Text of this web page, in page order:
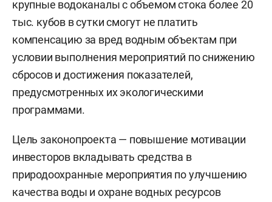
крупные водоканалы с объемом стока более 20
тыс. кубов в сутки смогут не платить
компенсацию за вред водным объектам при
условии выполнения мероприятий по снижению
сбросов и достижения показателей,
предусмотренных их экологическими
программами.
Цель законопроекта — повышение мотивации
инвесторов вкладывать средства в
природоохранные мероприятия по улучшению
качества воды и охране водных ресурсов